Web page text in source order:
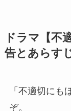
ドラマ【不
告とあらす
「不適切にも
ぞ。